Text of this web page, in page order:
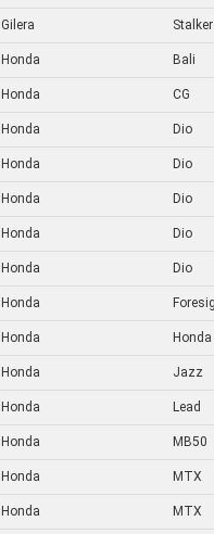
Gilera
Honda Bali
Honda CG
Honda Dio
Honda Dio
Honda Dio
Honda Dio
Honda Dio
Honda
Honda Honda
Honda Jazz
Honda Lead
Honda MB50
Honda MTX
Honda MTX